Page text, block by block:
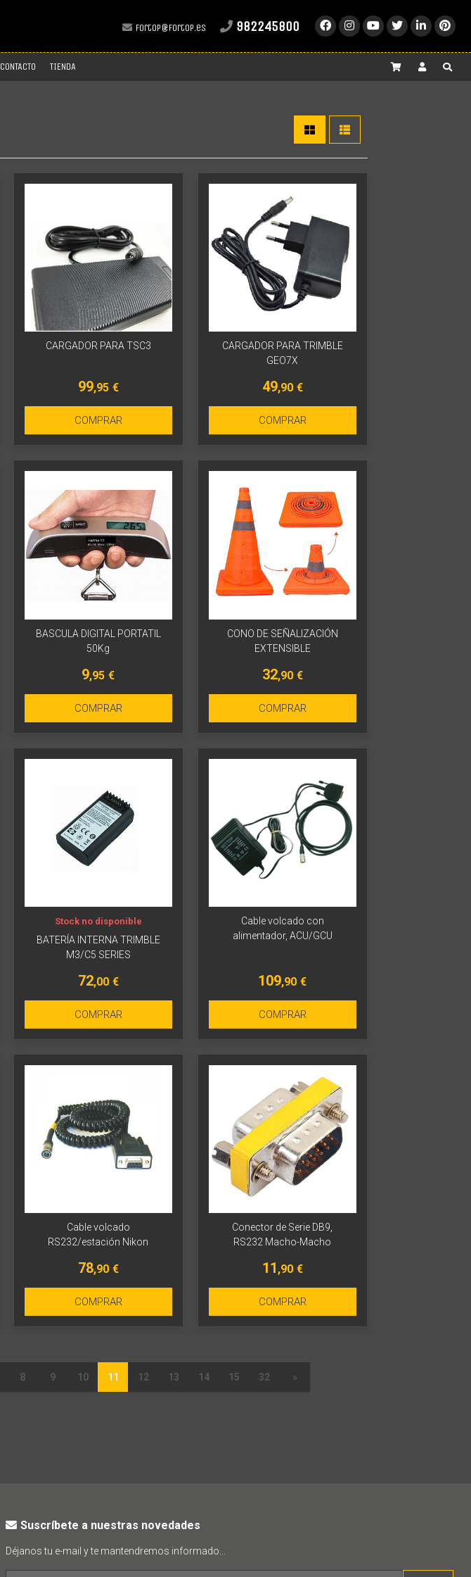
fortop@fortop.es 982245800
CONTACTO TIENDA
CARGADOR PARA TSC3
99,95 €
COMPRAR
CARGADOR PARA TRIMBLE
GEO7X
49,90 €
COMPRAR
BASCULA DIGITAL PORTATIL
50Kg
9,95 €
COMPRAR
CONO DE SEÑALIZACIÓN
EXTENSIBLE
32,90 €
COMPRAR
BATERÍA INTERNA TRIMBLE
M3/C5 SERIES
72,00 €
Stock no disponible
COMPRAR
Cable volcado con
alimentador, ACU/GCU
109,90 €
COMPRAR
Cable volcado
RS232/estación Nikon
78,90 €
COMPRAR
Conector de Serie DB9,
RS232 Macho-Macho
11 ,90 €
COMPRAR
8 9 10 11 12 13 14 15 32 »
Suscríbete a nuestras novedades
Déjanos tu e-mail y te mantendremos informado...